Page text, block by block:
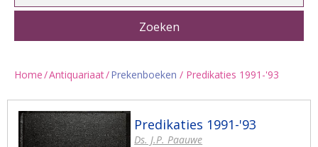
Home/Antiquariaat/Prekenboeken / Predikaties 1991-'93
Predikaties 1991-'93
Ds. J.P. Paauwe